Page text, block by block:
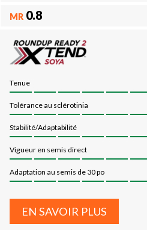
MR 0.8
Tenue
Tolérance au sclérotinia
Stabilité/Adaptabilité
Vigueur en semis direct
Adaptation au semis de 30 po
EN SAVOIR PLUS